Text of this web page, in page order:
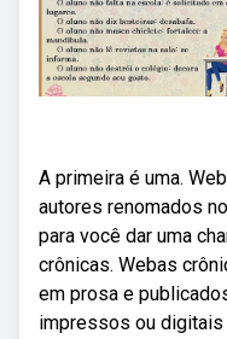
A primeira é uma.
autores renomados
para você dar uma
crônicas. Webas
em prosa e
impressos ou